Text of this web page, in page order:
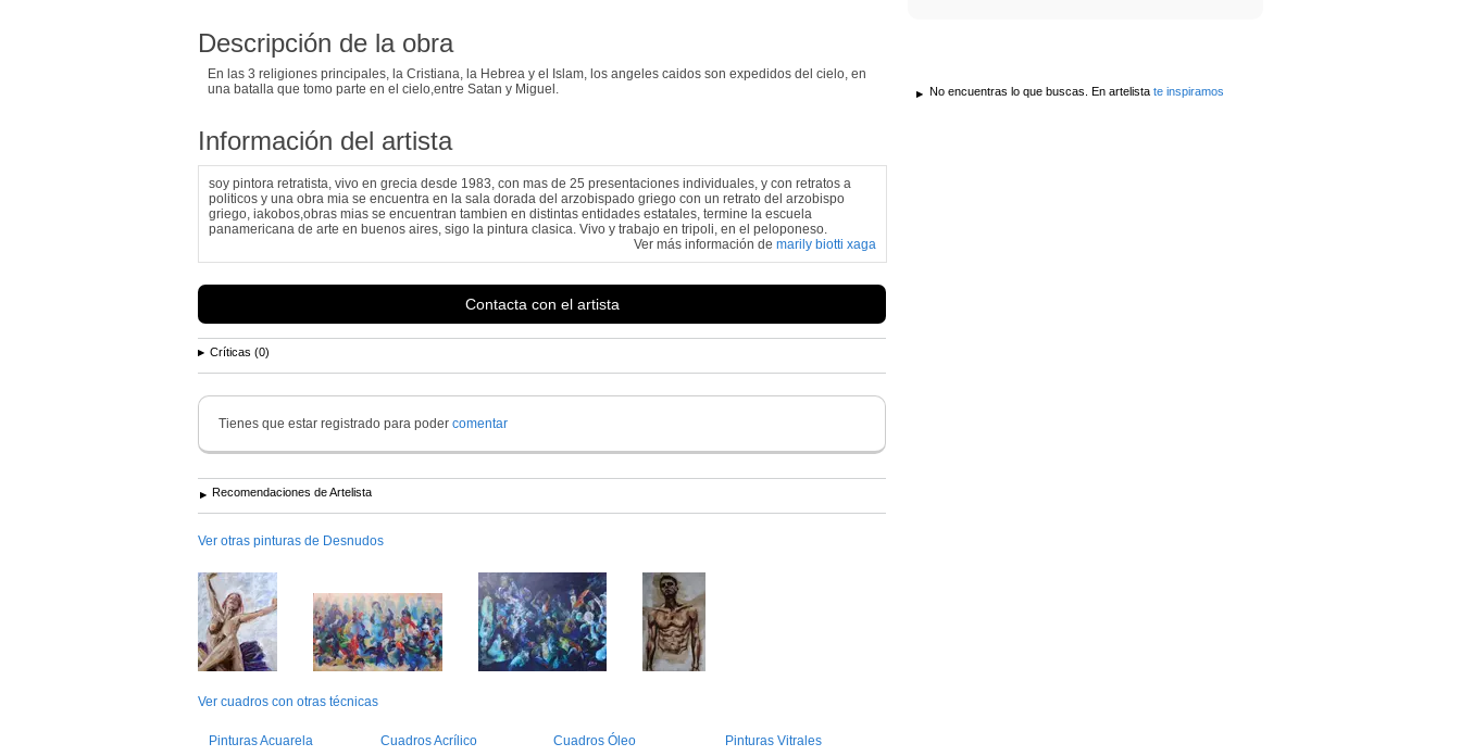
Descripción de la obra
En las 3 religiones principales, la Cristiana, la Hebrea y el Islam, los angeles caidos son expedidos del cielo, en
una batalla que tomo parte en el cielo,entre Satan y Miguel.
Información del artista
soy pintora retratista, vivo en grecia desde 1983, con mas de 25 presentaciones individuales, y con retratos a
politicos y una obra mia se encuentra en la sala dorada del arzobispado griego con un retrato del arzobispo
griego, iakobos,obras mias se encuentran tambien en distintas entidades estatales, termine la escuela
panamericana de arte en buenos aires, sigo la pintura clasica. Vivo y trabajo en tripoli, en el peloponeso.
Ver más información de marily biotti xaga
Contacta con el artista
Críticas (0)
Tienes que estar registrado para poder comentar
Recomendaciones de Artelista
Ver otras pinturas de Desnudos
Ver cuadros con otras técnicas
Pinturas Acuarela Cuadros Acrílico Cuadros Óleo Pinturas Vitrales
No encuentras lo que buscas. En artelista te inspiramos